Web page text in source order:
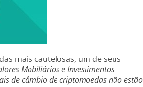
mais cautelosas, um de seus
Mobiliários e Investimentos
de câmbio de criptomoedas não estão